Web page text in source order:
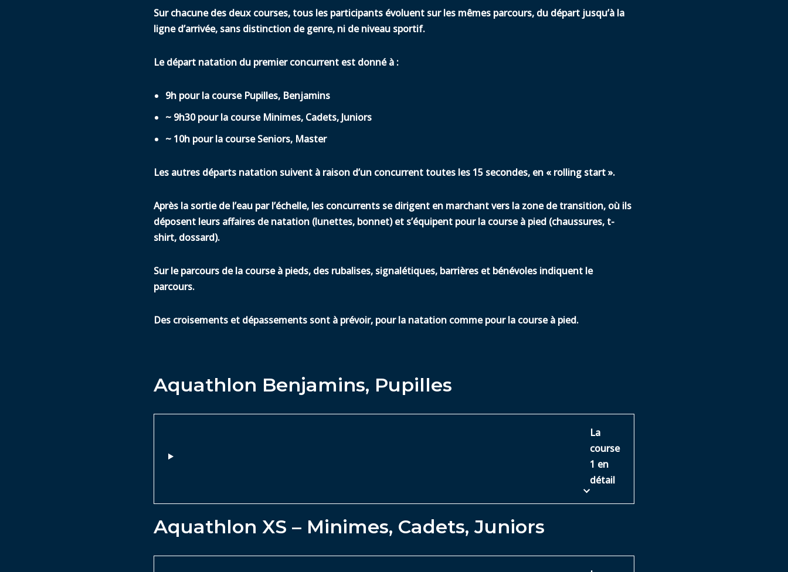
Sur chacune des deux courses, tous les participants évoluent sur les mêmes parcours, du départ jusqu’à la
ligne d’arrivée, sans distinction de genre, ni de niveau sportif.
Le départ natation du premier concurrent est donné à :
9h pour la course Pupilles, Benjamins
~ 9h30 pour la course Minimes, Cadets, Juniors
~ 10h pour la course Seniors, Master
Les autres départs natation suivent à raison d’un concurrent toutes les 15 secondes, en « rolling start ».
Après la sortie de l’eau par l’échelle, les concurrents se dirigent en marchantvers la zone de transition, où ils
déposent leurs affaires de natation (lunettes, bonnet) et s’équipent pour la course à pied (chaussures, t-
shirt, dossard).
Sur le parcours de la course à pieds, des rubalises, signalétiques, barrières et bénévoles indiquent le
parcours.
Des croisements et dépassements sont à prévoir, pour la natation comme pour la course à pied.
Aquathlon Benjamins, Pupilles
La
course
1 en
détail
Aquathlon XS – Minimes, Cadets, Juniors